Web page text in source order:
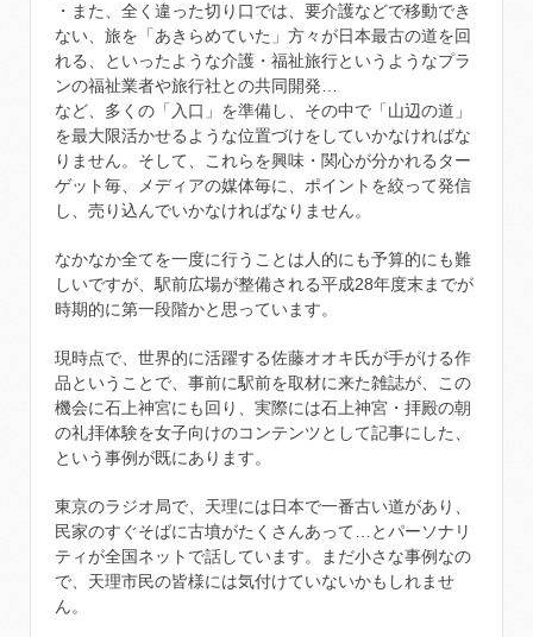
・また、全く違った切り口では、要介護などで移動でき
ない、旅を「あきらめていた」方々が日本最古の道を回
れる、といったような介護・福祉旅行というようなプラ
ンの福祉業者や旅行社との共同開発…
など、多くの「入口」を準備し、その中で「山辺の道」
を最大限活かせるような位置づけをしていかなければな
りません。そして、これらを興味・関心が分かれるター
ゲット毎、メディアの媒体毎に、ポイントを絞って発信
し、売り込んでいかなければなりません。
なかなか全てを一度に行うことは人的にも予算的にも難
しいですが、駅前広場が整備される平成28年度末までが
時期的に第一段階かと思っています。
現時点で、世界的に活躍する佐藤オオキ氏が手がける作
品ということで、事前に駅前を取材に来た雑誌が、この
機会に石上神宮にも回り、実際には石上神宮・拝殿の朝
の礼拝体験を女子向けのコンテンツとして記事にした、
という事例が既にあります。
東京のラジオ局で、天理には日本で一番古い道があり、
民家のすぐそばに古墳がたくさんあって…とパーソナリ
ティが全国ネットで話しています。まだ小さな事例なの
で、天理市民の皆様には気付けていないかもしれませ
ん。